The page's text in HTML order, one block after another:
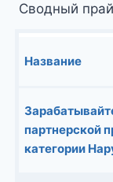
Сводный
Название
партнерской
категории